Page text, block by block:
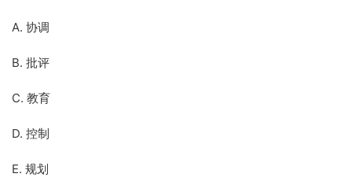
A. 协调
B. 批评
C. 教育
D. 控制
E. 规划